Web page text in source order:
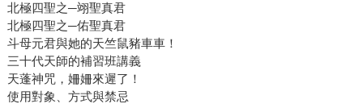
北極四聖之─翊聖真君
北極四聖之─佑聖真君
斗母元君與她的天竺鼠豬車車！
三十代天師的補習班講義
天蓬神咒，姍姍來遲了！
使用對象、方式與禁忌